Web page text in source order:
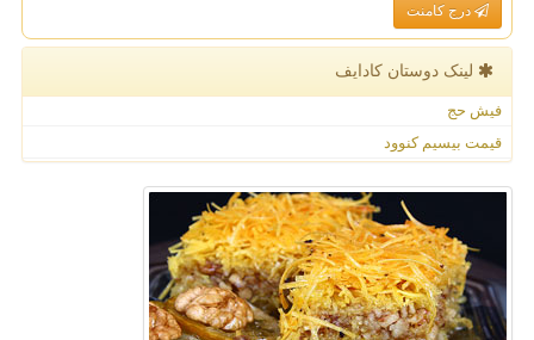
درج کامنت
لینک دوستان كادایف
فیش حج
قیمت بیسیم کنوود